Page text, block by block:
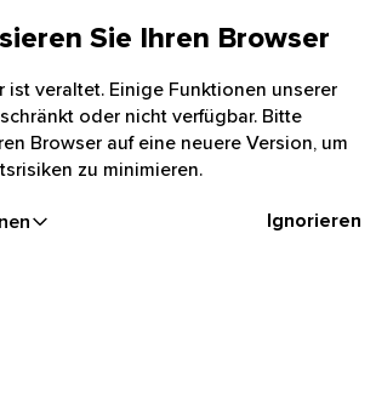
Sie Ihren Browser
ist veraltet. Einige Funktionen unserer
oder nicht verfügbar. Bitte
Browser auf eine neuere Version, um
zu minimieren.
Ignorieren